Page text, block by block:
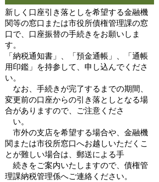
新しく口座引き落としを希望する金融機
関等の窓口または市役所債権管理課の窓
口で、口座振替の手続きをお願いしま
す。
「納税通知書」、「預金通帳」、「通帳
用印鑑」を持参して、申し込んでくださ
い。
なお、手続きが完了するまでの期間、
変更前の口座からの引き落としとなる場
合がありますので、ご注意くださ
い。
市外の支店を希望する場合や、金融機
関または市役所窓口へお越しいただくこ
とが難しい場合は、郵送による手
続きをご案内いたしますので、債権管
理課納税管理係へご連絡ください。